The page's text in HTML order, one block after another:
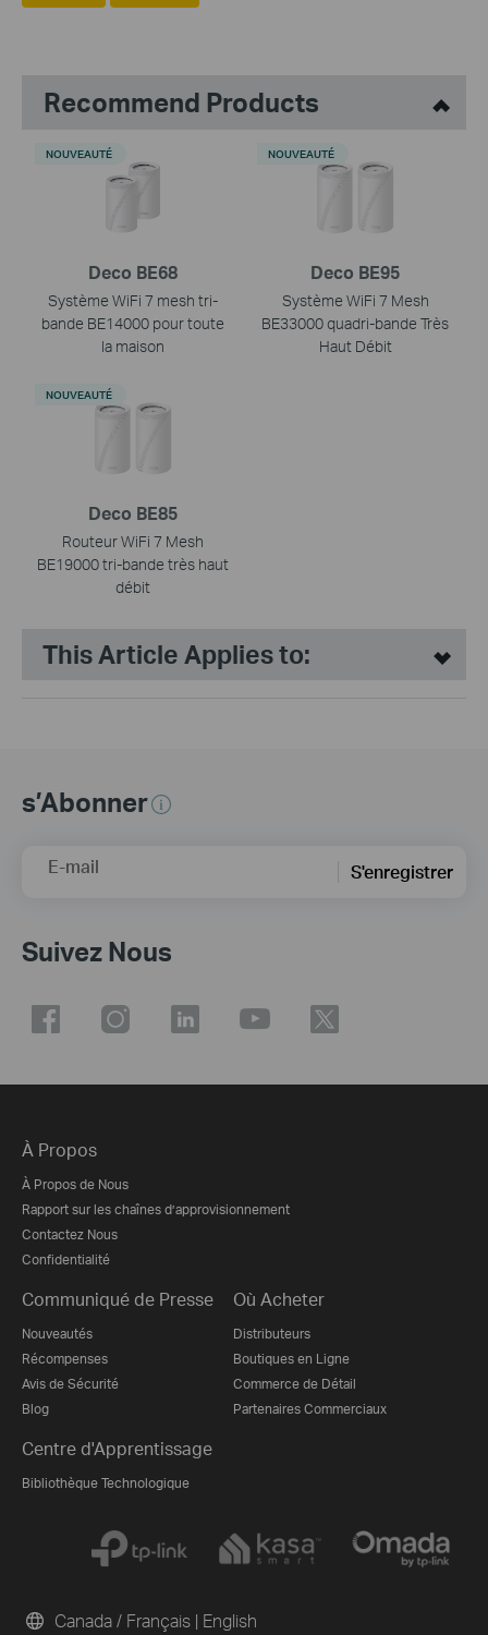
Recommend Products
Deco BE68
Système WiFi 7 mesh tri-
bande BE14000 pour toute
la maison
NOUVEAUTÉ
Deco BE95
Système WiFi 7 Mesh
BE33000 quadri-bande Très
Haut Débit
NOUVEAUTÉ
Deco BE85
Routeur WiFi 7 Mesh
BE19000 tri-bande très haut
débit
NOUVEAUTÉ
This Article Applies to:
s’Abonner
E-mail S'enregistrer
Suivez Nous
À Propos
À Propos de Nous
Rapport sur les chaînes d’approvisionnement
Contactez Nous
Confidentialité
Communiqué de Presse
Nouveautés
Récompenses
Avis de Sécurité
Blog
Où Acheter
Distributeurs
Boutiques en Ligne
Commerce de Détail
Partenaires Commerciaux
Centre d'Apprentissage
Bibliothèque Technologique
Canada / Français | English